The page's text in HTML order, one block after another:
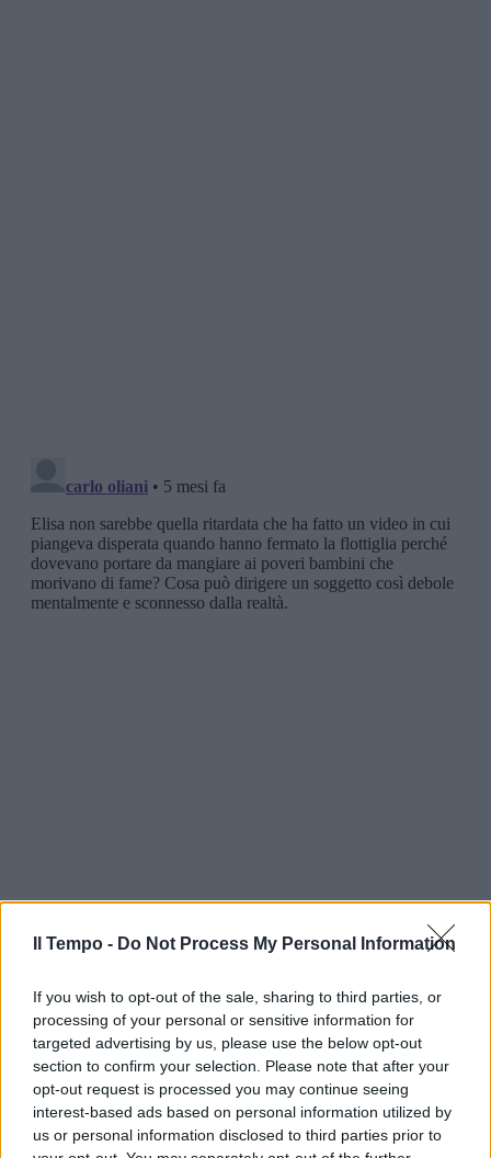
Il Tempo - Do Not Process My Personal Information
If you wish to opt-out of the sale, sharing to third parties, or
processing of your personal or sensitive information for
targeted advertising by us, please use the below opt-out
section to confirm your selection. Please note that after your
opt-out request is processed you may continue seeing
interest-based ads based on personal information utilized by
us or personal information disclosed to third parties prior to